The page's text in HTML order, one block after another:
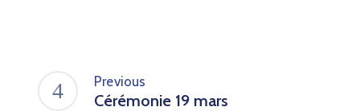
Previous
Cérémonie 19 mars